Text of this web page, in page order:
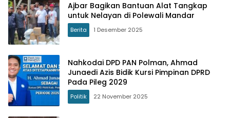
Ajbar Bagikan Bantuan Alat Tangkap
untuk Nelayan di Polewali Mandar
Berita 1 Desember 2025
Nahkodai DPD PAN Polman, Ahmad
Junaedi Azis Bidik Kursi Pimpinan DPRD
Pada Pileg 2029
Politik 22 November 2025